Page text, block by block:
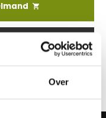
Over
doorgeven